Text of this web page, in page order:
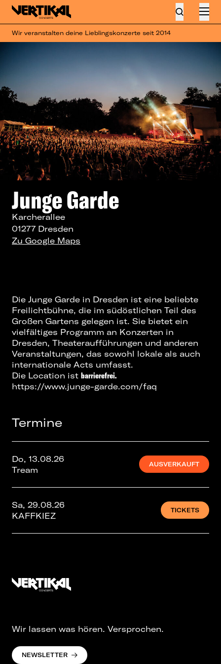
Wir veranstalten deine Lieblingskonzerte seit 2014
Junge Garde
Karcherallee
01277 Dresden
Zu Google Maps
Die Junge Garde in Dresden ist eine beliebte
Freilichtbühne, die im südöstlichen Teil des
Großen Gartens gelegen ist. Sie bietet ein
vielfältiges Programm an Konzerten in
Dresden, Theateraufführungen und anderen
Veranstaltungen, das sowohl lokale als auch
internationale Acts umfasst.
Die Location ist barrierefrei.
https://www.junge-garde.com/faq
Termine
Do, 13.08.26
Tream
AUSVERKAUFT
Sa, 29.08.26
KAFFKIEZ
TICKETS
Wir lassen was hören. Versprochen.
NEWSLETTER